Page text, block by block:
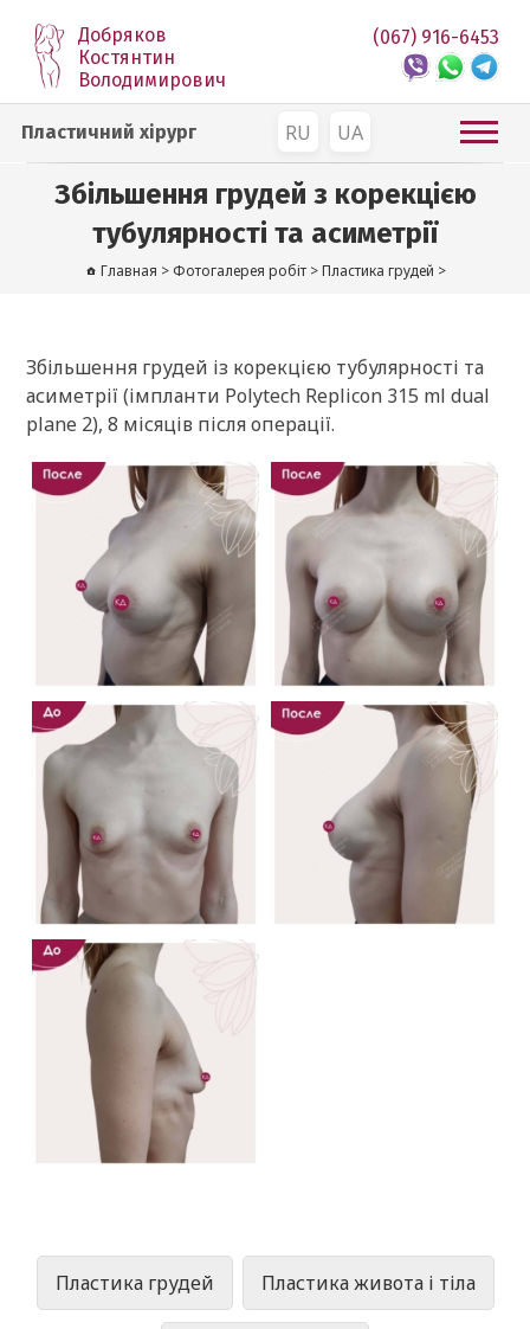
Добряков
Костянтин
Володимирович
RU UA
(067) 916-6453
Пластичний хірург
Збільшення грудей з корекцією
тубулярності та асиметрії
Главная > Фотогалерея робіт >Пластика грудей >
Збільшення грудей із корекцією тубулярності та
асиметрії (імпланти Polytech Replicon 315 ml dual
plane 2), 8 місяців після операції.
Пластика грудей Пластика живота і тіла